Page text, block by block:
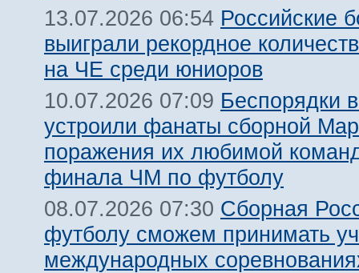
13.07.2026 06:54 Российские
выиграли рекордное
на ЧЕ среди юниоров
10.07.2026 07:09 Беспорядки
устроили фанаты сборной
поражения их любимой
финала ЧМ по футболу
08.07.2026 07:30 Сборная
футболу сможем принимать
международных